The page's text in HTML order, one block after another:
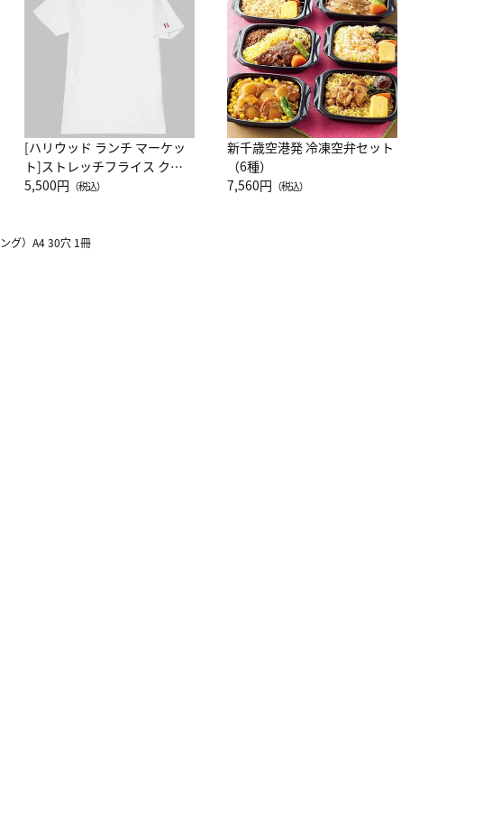
[ハリウッド ランチ マーケッ
ト]ストレッチフライス クル
ーネック別注半袖Ｔシャツ
5,500円 （税込）
新千歳空港発 冷凍空弁セット
（6種）
7,560円 （税込）
グ）A4 30穴 1冊